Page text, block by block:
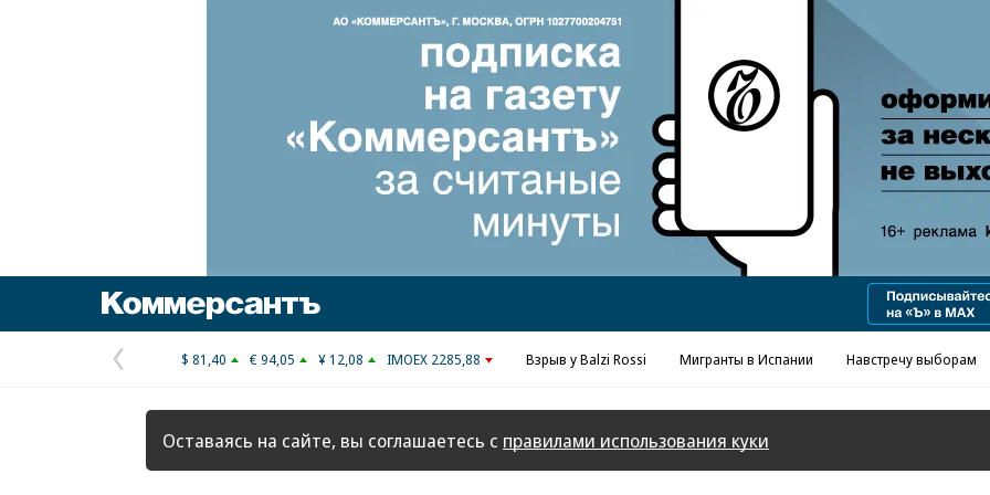
Предыдущая
страница
$ 81,40 € 94,05 ¥ 12,08 IMOEX 2285,88 Взрыв у Balzi Rossi Мигранты в Испании Навстречу выборам
Оставаясь на сайте, вы соглашаетесь с правилами использования куки